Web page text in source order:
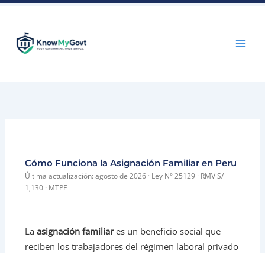
content
Cómo Funciona la Asignación Familiar en Peru
Última actualización: agosto de 2026 · Ley N° 25129 · RMV S/
1,130 · MTPE
Laasignación familiares un beneficio social que
reciben los trabajadores del régimen laboral privado